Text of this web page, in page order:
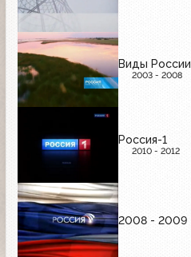
Виды России
2003 - 2008
Россия-1
2010 - 2012
2008 - 2009